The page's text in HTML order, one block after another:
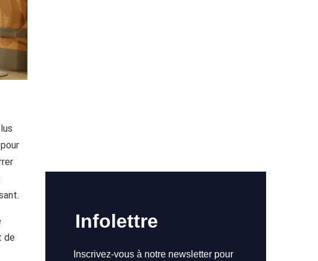
de
Infolettre
Inscrivez-vous à notre newsletter pour